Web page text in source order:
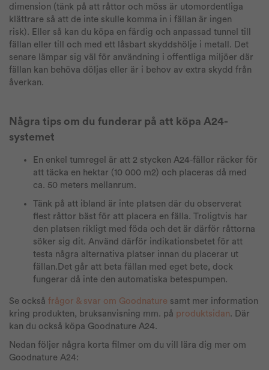
dimension (tänk på att råttor och möss är utomordentliga
klättrare så att de inte skulle komma in i fällan är ingen
risk). Eller så kan du köpa en färdig och anpassad tunnel till
fällan eller till och med ett låsbart skyddshölje i metall. Det
senare lämpar sig väl för användning i offentliga miljöer där
fällan kan behöva döljas eller är i behov av extra skydd från
åverkan.
Några tips om du funderar på att köpa A24-
systemet
En enkel tumregel är att 2 stycken A24-fällor räcker för
att täcka en hektar (10 000 m2) och placeras då med
ca. 50 meters mellanrum.
Tänk på att ibland är inte platsen där du observerat
flest råttor bäst för att placera en fälla. Troligtvis har
den platsen rikligt med föda och det är därför råttorna
söker sig dit. Använd därför indikationsbetet för att
testa några alternativa platser innan du placerar ut
fällan.Det går att beta fällan med eget bete, dock
fungerar då inte den automatiska betespumpen.
Se också frågor & svar om Goodnature samt mer information
kring produkten, bruksanvisning mm. på produktsidan. Där
kan du också köpa Goodnature A24.
Nedan följer några korta filmer om du vill lära dig mer om
Goodnature A24: